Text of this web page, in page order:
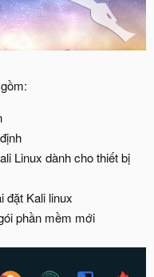
Linux dành cho thiết bị
đặt Kali linux
phần mềm mới